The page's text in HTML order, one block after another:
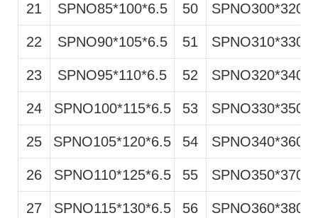
21 SPNO85*100*6.5 50
22 SPNO90*105*6.5 51
23 SPNO95*110*6.5 52
24 SPNO100*115*6.5 53
25 SPNO105*120*6.5 54
26 SPNO110*125*6.5 55
27 SPNO115*130*6.5 56